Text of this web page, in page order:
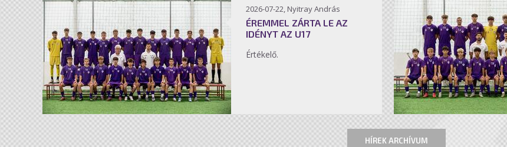
2026-07-22, Nyitray András
ÉREMMEL ZÁRTA LE AZ
IDÉNYT AZ U17
Értékelő.
HÍREK ARCHÍVUM